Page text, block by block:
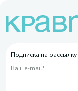
Подписка на
Ваш e-mail*